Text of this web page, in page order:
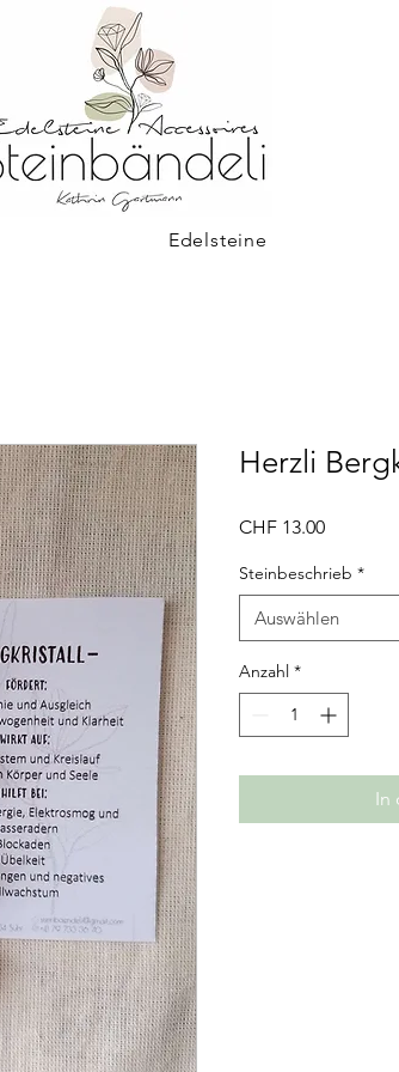
Edelsteine
Herzli
CHF 13.00Preis
Steinbeschrieb *
Auswählen
Anzahl *
In